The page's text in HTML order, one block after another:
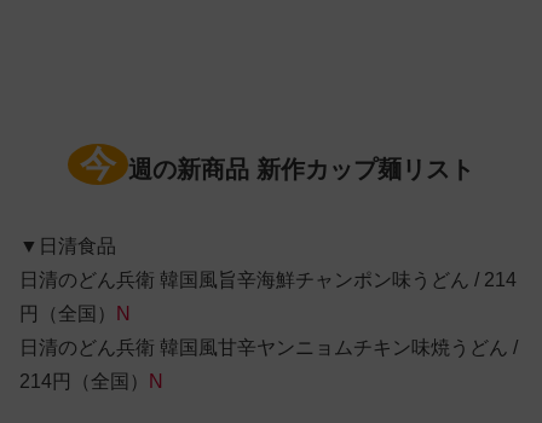
今 週の新商品 新作カップ麺リスト
▼日清食品
日清のどん兵衛 韓国風旨辛海鮮チャンポン味うどん / 214
円（全国）
N
日清のどん兵衛 韓国風甘辛ヤンニョムチキン味焼うどん /
214円（全国）
N